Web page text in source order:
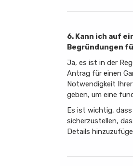
6. Kann ich auf
Begründungen
Ja, es ist in der
Antrag für einen
Notwendigkeit
geben, um eine
Es ist wichtig,
sicherzustellen,
Details